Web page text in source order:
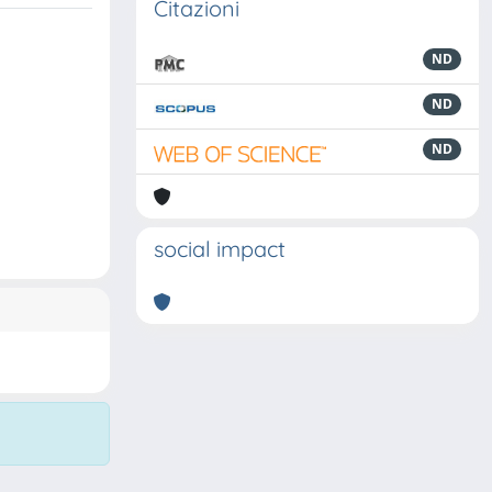
Citazioni
ND
ND
ND
social impact